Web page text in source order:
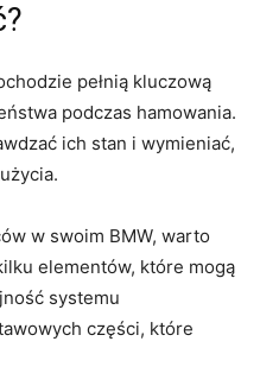
pełnią kluczową
podczas ⁣hamowania.
ich ​stan i wymieniać,
w swoim BMW, warto
elementów, które mogą
systemu
części, które